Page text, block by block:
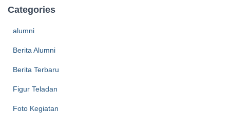
Categories
alumni
Berita Alumni
Berita Terbaru
Figur Teladan
Foto Kegiatan